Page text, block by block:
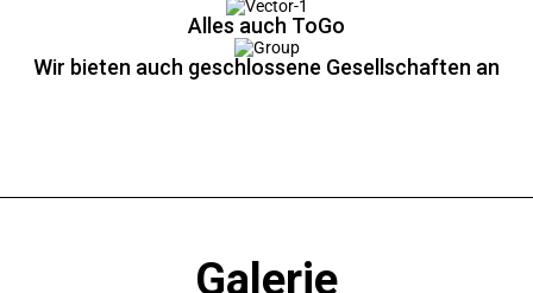
Alles auch ToGo
Wir bieten auch geschlossene Gesellschaften an
Galerie